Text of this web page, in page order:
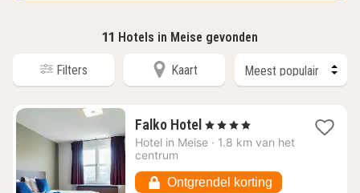
11 Hotels in Meise gevonden
Filters Kaart
Falko Hotel 1
nacht
75,28
, 4 Sterren
Hotel in Meise · 1.8 km van het
centrum
Ontgrendel korting